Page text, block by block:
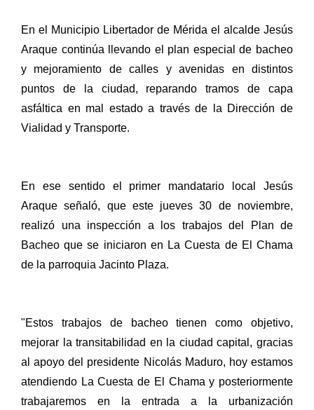
En el Municipio Libertador de Mérida el alcalde Jesús
Araque continúa llevando el plan especial de bacheo
y mejoramiento de calles y avenidas en distintos
puntos de la ciudad, reparando tramos de capa
asfáltica en mal estado a través de la Dirección de
Vialidad y Transporte.
En ese sentido el primer mandatario local Jesús
Araque señaló, que este jueves 30 de noviembre,
realizó una inspección a los trabajos del Plan de
Bacheo que se iniciaron en La Cuesta de El Chama
de la parroquia Jacinto Plaza.
"Estos trabajos de bacheo tienen como objetivo,
mejorar la transitabilidad en la ciudad capital, gracias
al apoyo del presidente Nicolás Maduro, hoy estamos
atendiendo La Cuesta de El Chama y posteriormente
trabajaremos en la entrada a la urbanización